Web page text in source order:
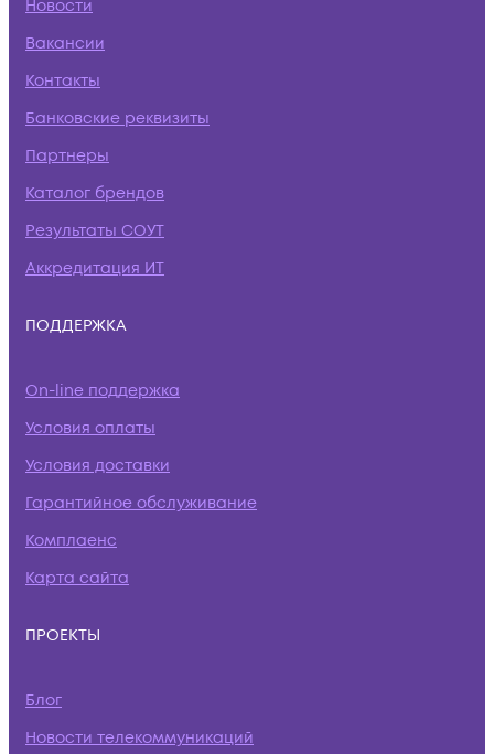
Новости
Вакансии
Контакты
Банковские реквизиты
Партнеры
Каталог брендов
Результаты СОУТ
Аккредитация ИТ
ПОДДЕРЖКА
On-line поддержка
Условия оплаты
Условия доставки
Гарантийное обслуживание
Комплаенс
Карта сайта
ПРОЕКТЫ
Блог
Новости телекоммуникаций